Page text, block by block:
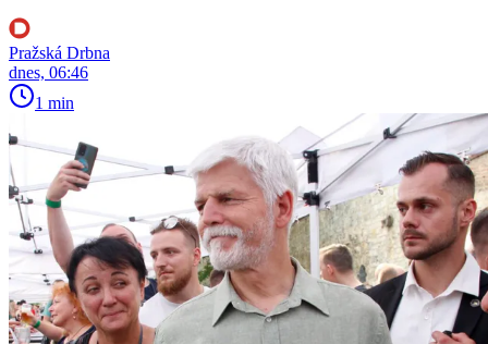
Pražská Drbna
dnes, 06:46
1 min